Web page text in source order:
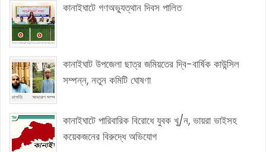
কানাইঘাটে গণঅভ্যুত্থান দিবস পালিত
কানাইঘাট উপজেলা ছাত্র জমিয়তের দ্বি-বার্ষিক কাউন্সিল
সম্পন্ন, নতুন কমিটি ঘোষণা
কানাইঘাটে পারিবারিক বিরোধে যুবক খু/ন, ভায়রা ভাইসহ
কয়েকজনের বিরুদ্ধে অভিযোগ